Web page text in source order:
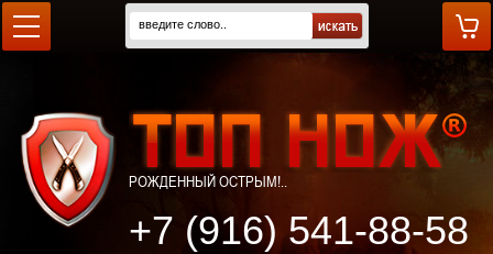
РОЖДЕННЫЙ ОСТРЫМ!..
+7 (916) 541-88-58